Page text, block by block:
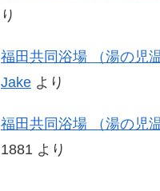
り
福田共同浴場 （湯の児
Jake より
福田共同浴場 （湯の児
1881 より